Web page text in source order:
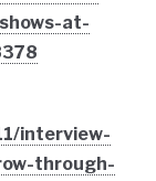
at-
interview-
through-